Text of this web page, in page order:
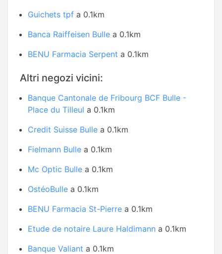
Guichets tpf a 0.1km
Banca Raiffeisen Bulle a 0.1km
BENU Farmacia Serpent a 0.1km
Altri negozi vicini:
Banque Cantonale de Fribourg BCF Bulle -
Place du Tilleul a 0.1km
Credit Suisse Bulle a 0.1km
Fielmann Bulle a 0.1km
Mc Optic Bulle a 0.1km
OstéoBulle a 0.1km
BENU Farmacia St-Pierre a 0.1km
Etude de notaire Laure Haldimann a 0.1km
Banque Valiant a 0.1km